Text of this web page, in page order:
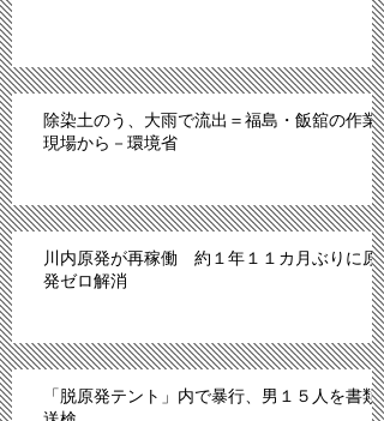
除染土のう、大雨で流出＝福島・飯舘の作業
現場から－環境省
川内原発が再稼働 約１年１１カ月ぶりに原
発ゼロ解消
「脱原発テント」内で暴行、男１５人を書類